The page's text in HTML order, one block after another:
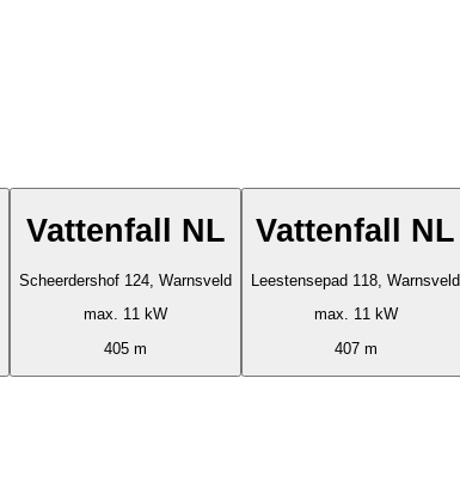
Vattenfall NL
Scheerdershof 124, Warnsveld
max. 11 kW
405 m
Vattenfall NL
Leestensepad 118, Warnsveld
max. 11 kW
407 m